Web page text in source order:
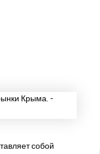
собой